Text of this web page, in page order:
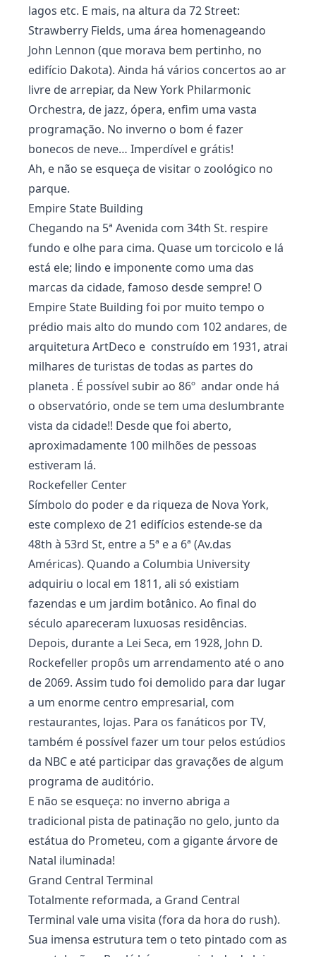
lagos etc. E mais, na altura da 72 Street:
Strawberry Fields, uma área homenageando
John Lennon (que morava bem pertinho, no
edifício Dakota). Ainda há vários concertos ao ar
livre de arrepiar, da New York Philarmonic
Orchestra, de jazz, ópera, enfim uma vasta
programação. No inverno o bom é fazer
bonecos de neve… Imperdível e grátis!
Ah, e não se esqueça de visitar o zoológico no
parque.
Empire State Building
Chegando na 5ª Avenida com 34th St. respire
fundo e olhe para cima. Quase um torcicolo e lá
está ele; lindo e imponente como uma das
marcas da cidade, famoso desde sempre! O
Empire State Building foi por muito tempo o
prédio mais alto do mundo com 102 andares, de
arquitetura ArtDeco e construído em 1931, atrai
milhares de turistas de todas as partes do
planeta . É possível subir ao 86º andar onde há
o observatório, onde se tem uma deslumbrante
vista da cidade!! Desde que foi aberto,
aproximadamente 100 milhões de pessoas
estiveram lá.
Rockefeller Center
Símbolo do poder e da riqueza de Nova York,
este complexo de 21 edifícios estende-se da
48th à 53rd St, entre a 5ª e a 6ª (Av.das
Américas). Quando a Columbia University
adquiriu o local em 1811, ali só existiam
fazendas e um jardim botânico. Ao final do
século apareceram luxuosas residências.
Depois, durante a Lei Seca, em 1928, John D.
Rockefeller propôs um arrendamento até o ano
de 2069. Assim tudo foi demolido para dar lugar
a um enorme centro empresarial, com
restaurantes, lojas. Para os fanáticos por TV,
também é possível fazer um tour pelos estúdios
da NBC e até participar das gravações de algum
programa de auditório.
E não se esqueça: no inverno abriga a
tradicional pista de patinação no gelo, junto da
estátua do Prometeu, com a gigante árvore de
Natal iluminada!
Grand Central Terminal
Totalmente reformada, a Grand Central
Terminal vale uma visita (fora da hora do rush).
Sua imensa estrutura tem o teto pintado com as